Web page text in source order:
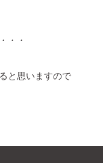
・・
と思いますので